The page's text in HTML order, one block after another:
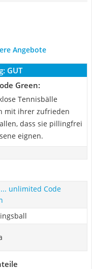
Angebote
GUT
Green:
Tennisbälle
mit ihrer zufrieden
dass sie pillingfrei
eignen.
unlimited Code